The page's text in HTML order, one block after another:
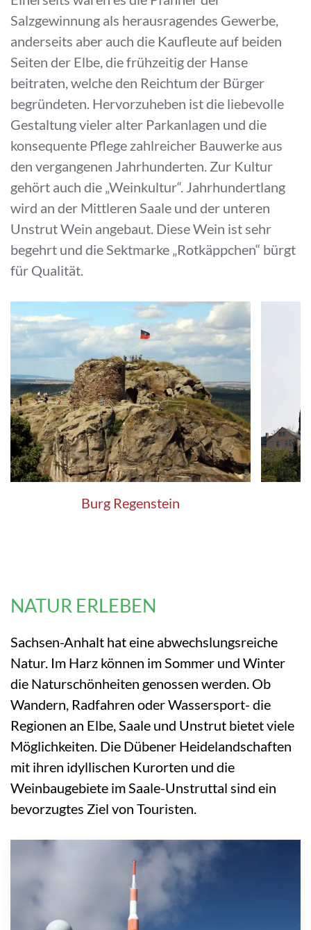
Salzgewinnung als herausragendes Gewerbe,
anderseits aber auch die Kaufleute auf beiden
Seiten der Elbe, die frühzeitig der Hanse
beitraten, welche den Reichtum der Bürger
begründeten. Hervorzuheben ist die liebevolle
Gestaltung vieler alter Parkanlagen und die
konsequente Pflege zahlreicher Bauwerke aus
den vergangenen Jahrhunderten. Zur Kultur
gehört auch die „Weinkultur“. Jahrhundertlang
wird an der Mittleren Saale und der unteren
Unstrut Wein angebaut. Diese Wein ist sehr
begehrt und die Sektmarke „Rotkäppchen“ bürgt
für Qualität.
Burg Regenstein
NATUR ERLEBEN
Sachsen-Anhalt hat eine abwechslungsreiche
Natur. Im Harz können im Sommer und Winter
die Naturschönheiten genossen werden. Ob
Wandern, Radfahren oder Wassersport- die
Regionen an Elbe, Saale und Unstrut bietet viele
Möglichkeiten. Die Dübener Heidelandschaften
mit ihren idyllischen Kurorten und die
Weinbaugebiete im Saale-Unstruttal sind ein
bevorzugtes Ziel von Touristen.